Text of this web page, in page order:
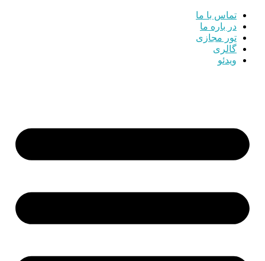
تماس با ما
در باره ما
تور مجازی
گالری
ویدئو